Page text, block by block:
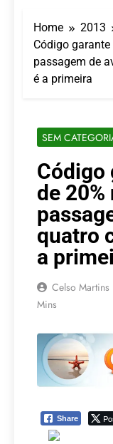
Home 2013
Código
passagem de
é a primeira
SEM
Código
de
quatro
a
Celso Martins
Mins
Share